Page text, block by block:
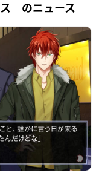
―のニュース